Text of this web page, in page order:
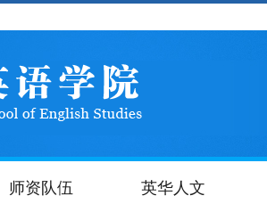
师资队伍 英华人文